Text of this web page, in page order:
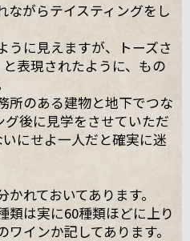
ながらテイスティングをし
うに見えますが、トーズさ
表現されたように、もの
所のある建物と地下でつな
グ後に見学をさせていただ
にせよ一人だと確実に迷
れておいてあります。
類は実に60種類ほどに上り
インか記してあります。